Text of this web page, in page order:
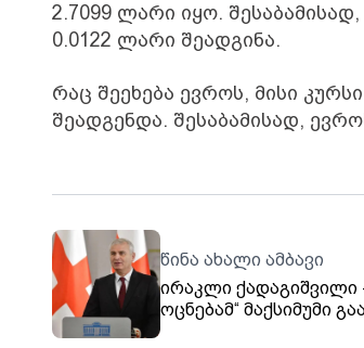
2.7099 ლარი იყო.
0.0122 ლარი შეადგინა.
რაც შეეხება ევროს, მისი
შეადგენდა. შესაბამისად,
წინა ახალი ამბავი
ირაკლი ქადაგიშვილი
ოცნებამ“ მაქსიმუმი